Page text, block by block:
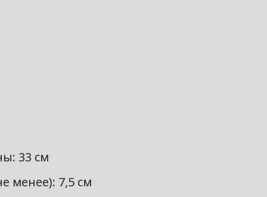
33 см
менее): 7,5 см